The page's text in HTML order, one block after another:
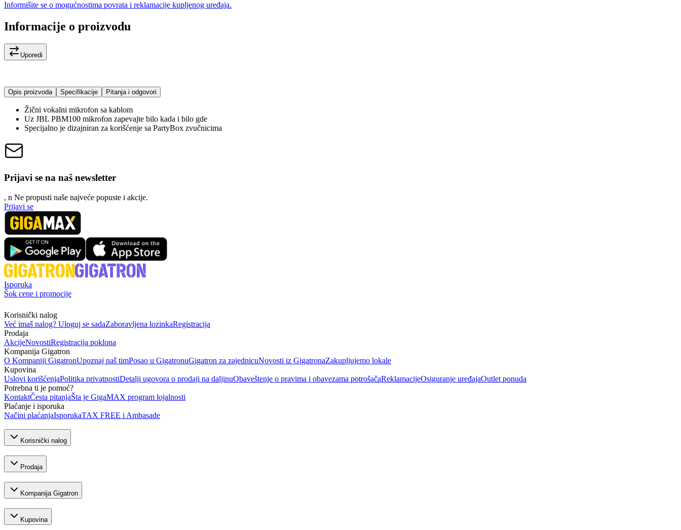
Informišite se o mogućnostima povrata i reklamacije kupljenog uređaja.
Informacije o proizvodu
Uporedi
Opis proizvoda Specifikacije Pitanja i odgovori
Žični vokalni mikrofon sa kablom
Uz JBL PBM100 mikrofon zapevajte bilo kada i bilo gde
Specijalno je dizajniran za korišćenje sa PartyBox zvučnicima
Prijavi se na naš newsletter
, n Ne propusti naše najveće popuste i akcije.
Prijavi se
Isporuka
Šok cene i promocije
Korisnički nalog
Već imaš nalog? Uloguj se sadaZaboravljena lozinkaRegistracija
Prodaja
AkcijeNovostiRegistracija poklona
Kompanija Gigatron
O Kompaniji GigatronUpoznaj naš timPosao u GigatronuGigatron za zajednicuNovosti iz GigatronaZakupljujemo lokale
Kupovina
Uslovi korišćenjaPolitika privatnostiDetalji ugovora o prodaji na daljinuObaveštenje o pravima i obavezama potrošačaReklamacijeOsiguranje uređajaOutlet ponuda
Potrebna ti je pomoć?
KontaktČesta pitanjaŠta je GigaMAX program lojalnosti
Plaćanje i isporuka
Načini plaćanjaIsporukaTAX FREE i Ambasade
Korisnički nalog
Prodaja
Kompanija Gigatron
Kupovina